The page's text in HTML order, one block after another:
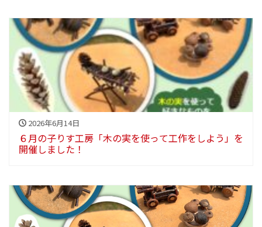
2026年6月14日
６月の子りす工房「木の実を使って工作をしよう」を
開催しました！